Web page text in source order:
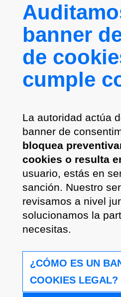
banner
de
cumple
La autoridad actúa
banner de
bloquea
cookies o resulta
usuario, estás en
sanción. Nuestro
revisamos a nivel
solucionamos la
necesitas.
¿CÓMO ES UN
COOKIES LEGAL?